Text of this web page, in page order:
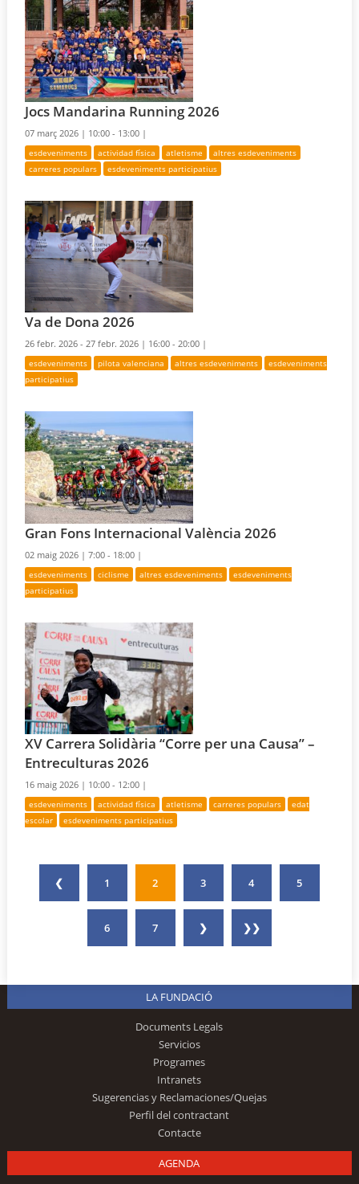
Jocs Mandarina Running 2026
07 març 2026 | 10:00 - 13:00 |
esdeveniments actividad física atletisme
altres esdeveniments
carreres populars
esdeveniments participatius
Va de Dona 2026
26 febr. 2026 - 27 febr. 2026 | 16:00 - 20:00 |
esdeveniments pilota valenciana altres esdeveniments
esdeveniments
participatius
Gran Fons Internacional València 2026
02 maig 2026 |7:00 - 18:00 |
esdeveniments ciclisme altres esdeveniments
esdeveniments
participatius
XV Carrera Solidària “Corre per una Causa” –
Entreculturas 2026
16 maig 2026 | 10:00 - 12:00 |
esdeveniments actividad física atletisme carreres populars
edat
escolar
esdeveniments participatius
❮ 1 2 3 4 5
6 7 ❯ ❯❯
LA FUNDACIÓ
Documents Legals
Servicios
Programes
Intranets
Sugerencias y Reclamaciones/Quejas
Perfil del contractant
Contacte
AGENDA